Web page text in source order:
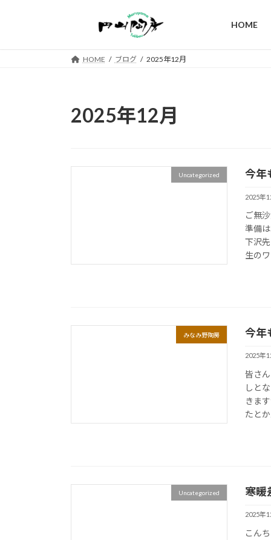
HOME
HOME ブログ 2025年12月
2025年12月
Uncategorized 今年
2025年
ご無
準備
下沢
生の
みなみ野陶房 今年
2025年
皆さ
しと
きま
たと
Uncategorized 寒暖
2025年
こん